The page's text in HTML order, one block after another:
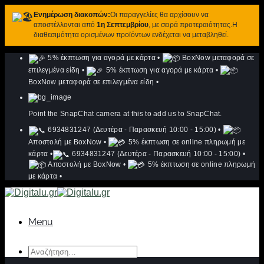
Ενημέρωση διακοπών:Οι παραγγελίες θα αρχίσουν να
αποστέλλονται από1η Σεπτεμβρίου, με σειρά προτεραιότητας.Η
διαθεσιμότητα ορισμένων προϊόντων ενδέχεται να μεταβληθεί.
περιεχόμενο
5% έκπτωση για αγορά με κάρτα •
BoxNow μεταφορά σε
επιλεγμένα είδη • 5% έκπτωση για αγορά με κάρτα •
BoxNow μεταφορά σε επιλεγμένα είδη •
Point the SnapChat camera at this to add us to SnapChat.
6934831247 (Δευτέρα - Παρασκευή 10:00 - 15:00) •
Αποστολή με BoxNow •
5% έκπτωση σε online πληρωμή με
κάρτα • 6934831247 (Δευτέρα - Παρασκευή 10:00 - 15:00) •
Αποστολή με BoxNow •
5% έκπτωση σε online πληρωμή
με κάρτα •
Menu
Αναζήτηση
για: